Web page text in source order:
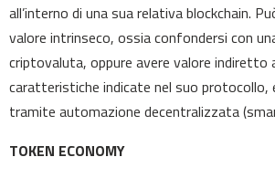
all’interno di una sua relativa blockchain.
valore intrinseco, ossia confondersi con
criptovaluta, oppure avere valore indiretto
caratteristiche indicate nel suo protocollo,
tramite automazione decentralizzata
TOKEN ECONOMY